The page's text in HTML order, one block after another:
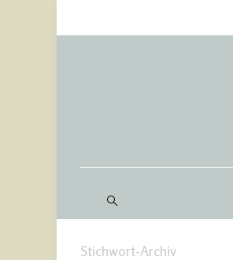
Stichwort-Archiv